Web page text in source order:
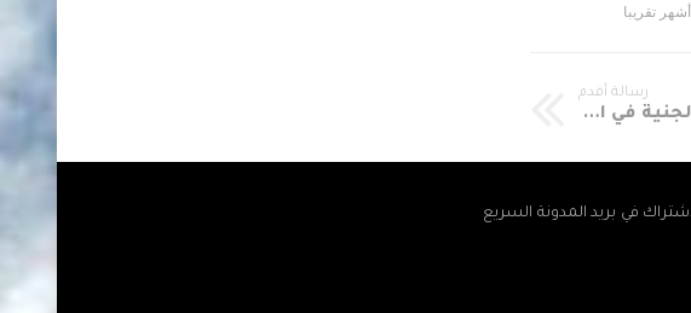
رسالة أقدم
اسعار صرف الدولار والعملات مقابل الجنية في السودان اليوم الجمعه 10-5-2019م
في بريد المدونة السريع